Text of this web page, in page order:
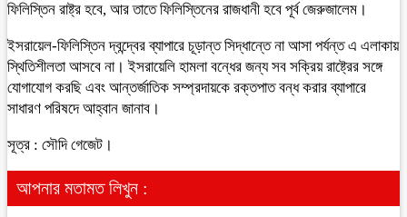
ফিলিস্তিন রাষ্ট্র হবে, আর তাতে ফিলিস্তিনের রাজধানী হবে পূর্ব জেরুজালেম।
ইসরায়েল-ফিলিস্তিন দ্বন্দ্বের ব্যাপারে চূড়ান্ত সিদ্ধান্তে না আসা পর্যন্ত এ এলাকায়
স্থিতিশীলতা আসবে না। ইসরায়েলি হামলা বন্ধের জন্য সব সক্রিয় রাষ্ট্রের সঙ্গে
যোগাযোগ করছি এবং আন্তর্জাতিক সম্প্রদায়কে রক্তপাত বন্ধ করার ব্যাপারে
সাধারণ পরিষদে আহ্বান জানাব।
সূত্র : সৌদি গেজেট।
আপনার মতামত লিখুন :